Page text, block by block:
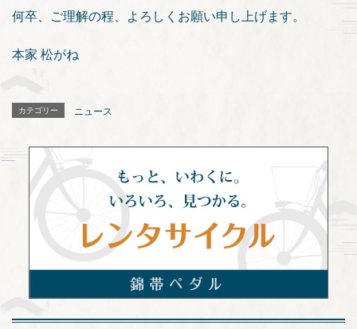
何卒、ご理解の程、よろしくお願い申し上げます。
本家 松がね
カテゴリー ニュース